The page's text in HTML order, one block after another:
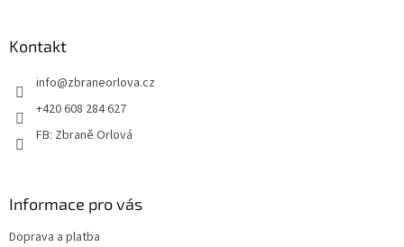
Kontakt
info@zbraneorlova.cz
+420 608 284 627
FB: Zbraně Orlová
Informace pro vás
Doprava a platba